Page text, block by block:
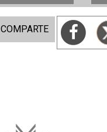
COMPARTE